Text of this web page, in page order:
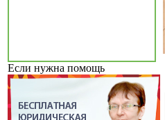
Если нужна помощь